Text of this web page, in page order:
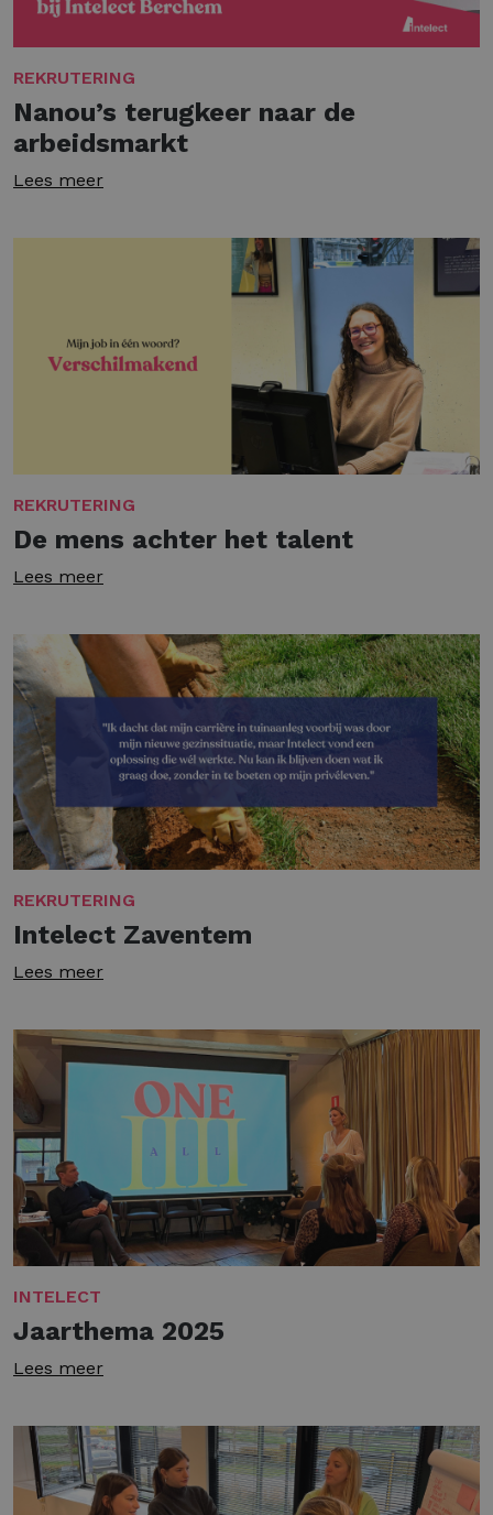
REKRUTERING
Nanou’s terugkeer naar de
arbeidsmarkt
Lees meer
REKRUTERING
De mens achter het talent
Lees meer
REKRUTERING
Intelect Zaventem
Lees meer
INTELECT
Jaarthema 2025
Lees meer